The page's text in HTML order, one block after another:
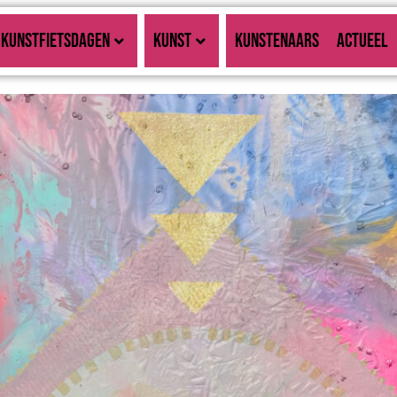
KUNSTFIETSDAGEN KUNST KUNSTENAARS ACTUEEL